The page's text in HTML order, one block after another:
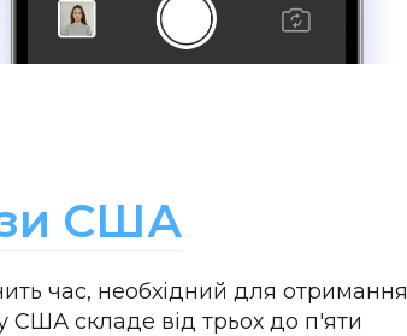
США
час, необхідний для отримання
США складе від трьох до п'яти